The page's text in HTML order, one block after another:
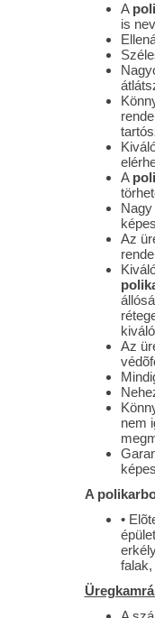
A
is
A
Az
Az
nem
A
•